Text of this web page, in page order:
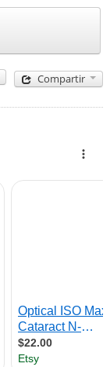
Compartir